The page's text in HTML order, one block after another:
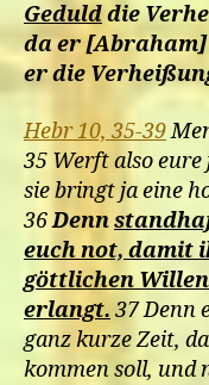
Gedulddie
da er [Abraham]
er die
Hebr 10, 35-39
35 Werft also
sie bringt ja eine
36Denn
euch not, damit
göttlichen
erlangt. 37 Denn
ganz kurze Zeit,
kommen soll, und